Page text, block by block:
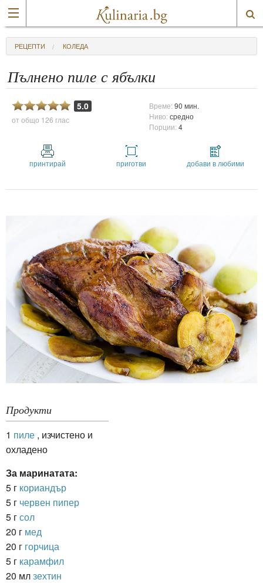
РЕЦЕПТИ КОЛЕДА
Пълнено пиле с ябълки
5.0
от общо 126 глас
Време:90 мин.
Ниво:средно
Порции:4
принтирай приготви добави в любими
Продукти
1 пиле , изчистено и
охладено
За маринатата:
5 г кориандър
5 г червен пипер
5 гсол
20 г мед
20 г горчица
5 г карамфил
20 млзехтин